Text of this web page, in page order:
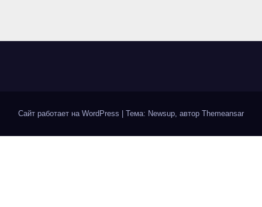
Сайт работает на WordPress Тема: Newsup, автор Themeansar